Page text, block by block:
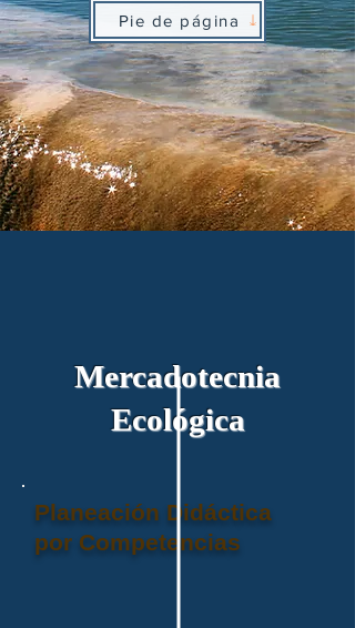
Pie de página
Mercadotecnia
Ecológica
Planeación Didáctica
por Competencias